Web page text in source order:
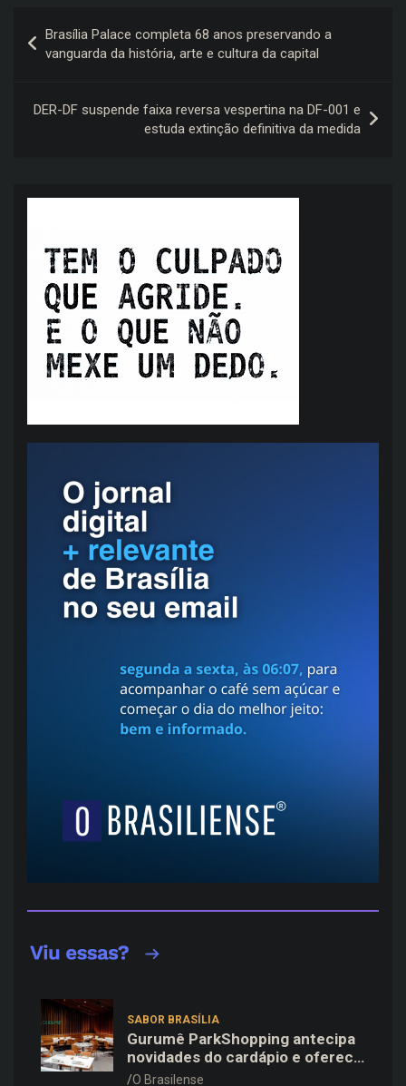
de
Brasília Palace completa 68 anos preservando a
vanguarda da história, arte e cultura da capital
DER-DF suspende faixa reversa vespertina na DF-001 e
estuda extinção definitiva da medida
SABOR BRASÍLIA
Gurumê ParkShopping antecipa
novidades do cardápio e oferece
25% de desconto no delivery
O Brasilense